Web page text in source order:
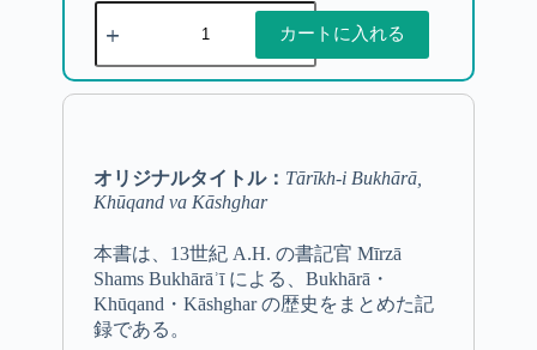
カートに入れる
オリジナルタイトル： Tārīkh-i Bukhārā,
Khūqand va Kāshghar
本書は、13世紀 A.H. の書記官 Mīrzā
Shams Bukhārāʾī による、Bukhārā・
Khūqand・Kāshghar の歴史をまとめた記
録である。